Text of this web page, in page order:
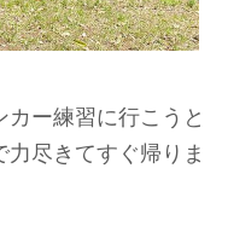
ー練習に行こうと
尽きてすぐ帰りま